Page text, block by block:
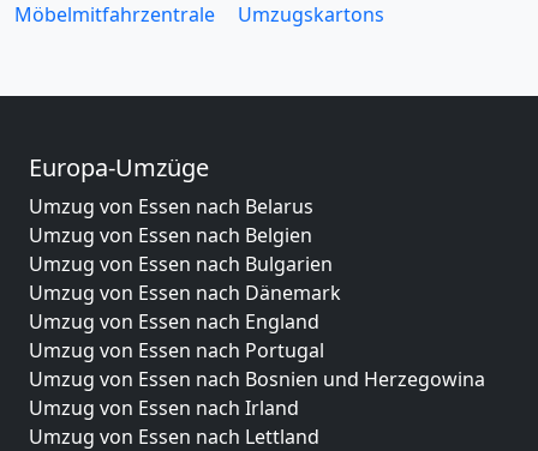
Möbelmitfahrzentrale
Umzugskartons
Europa-Umzüge
Umzug von Essen nach Belarus
Umzug von Essen nach Belgien
Umzug von Essen nach Bulgarien
Umzug von Essen nach Dänemark
Umzug von Essen nach England
Umzug von Essen nach Portugal
Umzug von Essen nach Bosnien und Herzegowina
Umzug von Essen nach Irland
Umzug von Essen nach Lettland